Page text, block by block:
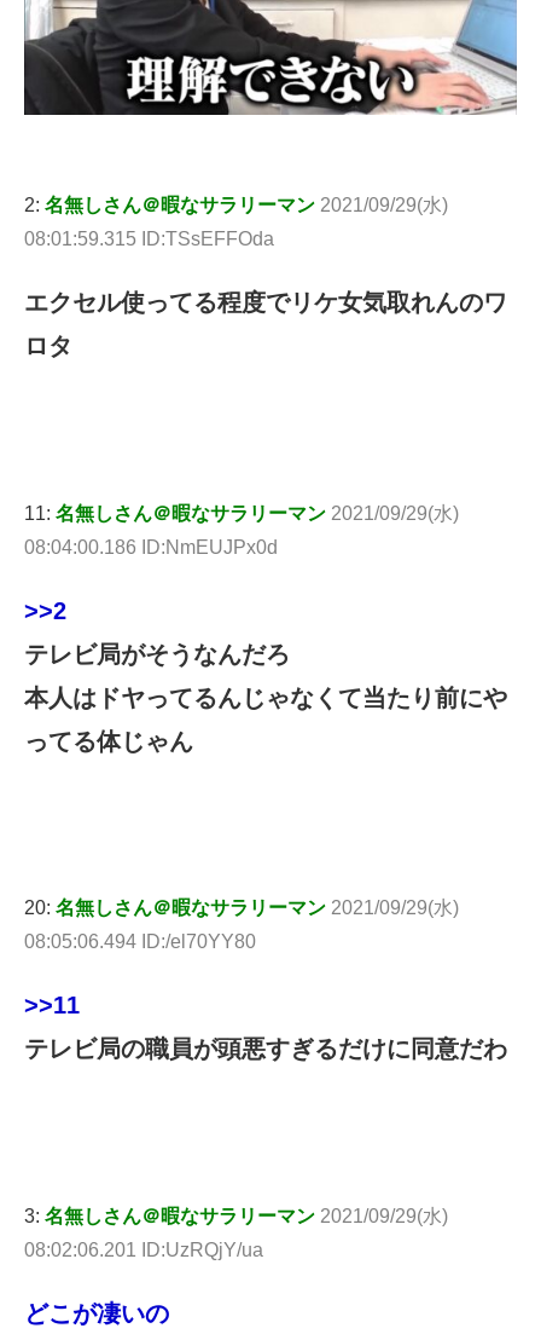
2: 名無しさん＠暇なサラリーマン 2021/09/29(水)
08:01:59.315 ID:TSsEFFOda
エクセル使ってる程度でリケ女気取れんのワ
ロタ
11: 名無しさん＠暇なサラリーマン 2021/09/29(水)
08:04:00.186 ID:NmEUJPx0d
>>2
テレビ局がそうなんだろ
本人はドヤってるんじゃなくて当たり前にや
ってる体じゃん
20: 名無しさん＠暇なサラリーマン 2021/09/29(水)
08:05:06.494 ID:/el70YY80
>>11
テレビ局の職員が頭悪すぎるだけに同意だわ
3: 名無しさん＠暇なサラリーマン 2021/09/29(水)
08:02:06.201 ID:UzRQjY/ua
どこが凄いの